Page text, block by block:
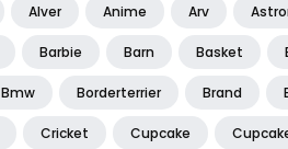
Alver Anime Arv
Barbie Barn Basket
Bmw Borderterrier Brand
Cricket Cupcake